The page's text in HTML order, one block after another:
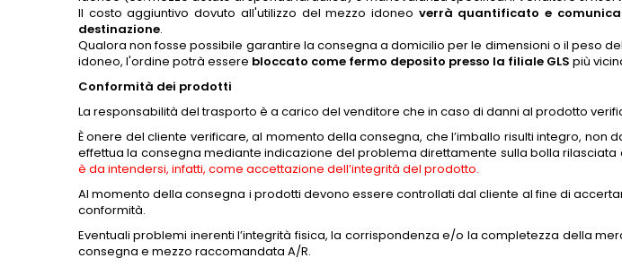
Il costo aggiuntivo dovuto all'utilizzo del mezzo idoneo verrà quantificato e
destinazione.
Qualora non fosse possibile garantire la consegna a domicilio per le dimensioni o il peso
idoneo, l'ordine potrà essere bloccato come fermo deposito presso la filiale GLS più
Conformità dei prodotti
La responsabilità del trasporto è a carico del venditore che in caso di danni al prodotto
È onere del cliente verificare, al momento della consegna, che l’imballo risulti integro,
effettua la consegna mediante indicazione del problema direttamente sulla bolla rilasciata
è da intendersi, infatti, come accettazione dell’integrità del prodotto.
Al momento della consegna i prodotti devono essere controllati dal cliente al fine di
conformità.
Eventuali problemi inerenti l’integrità fisica, la corrispondenza e/o la completezza della
consegna e mezzo raccomandata A/R.